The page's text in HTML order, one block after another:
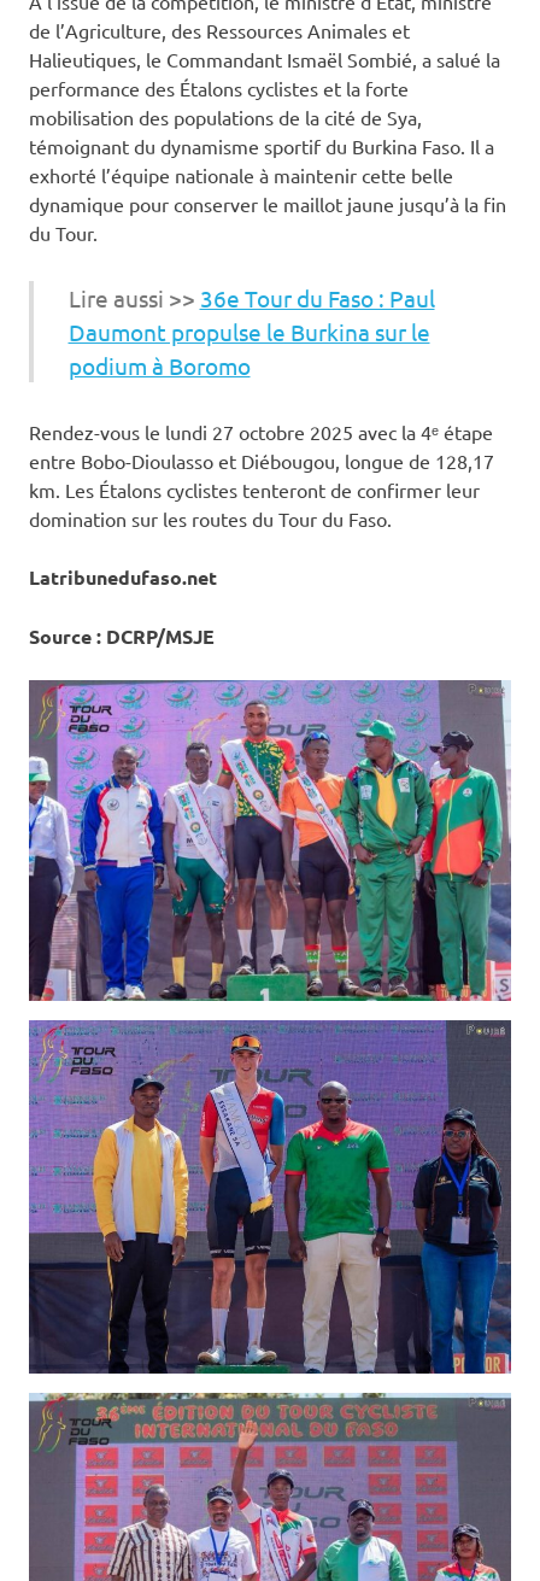
de l’Agriculture, des Ressources Animales et
Halieutiques, le Commandant Ismaël Sombié, a salué la
performance des Étalons cyclistes et la forte
mobilisation des populations de la cité de Sya,
témoignant du dynamisme sportif du Burkina Faso. Il a
exhorté l’équipe nationale à maintenir cette belle
dynamique pour conserver le maillot jaune jusqu’à la fin
du Tour.
Lire aussi >> 36e Tour du Faso : Paul
Daumont propulse le Burkina sur le
podium à Boromo
Rendez-vous le lundi 27 octobre 2025 avec la 4ᵉ étape
entre Bobo-Dioulasso et Diébougou, longue de 128,17
km. Les Étalons cyclistes tenteront de confirmer leur
domination sur les routes du Tour du Faso.
Latribunedufaso.net
Source : DCRP/MSJE